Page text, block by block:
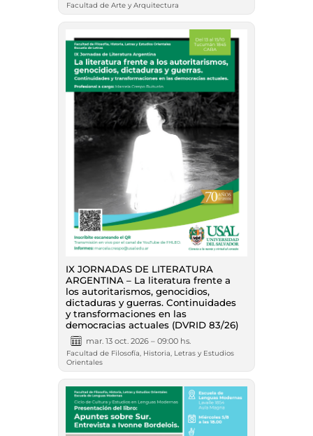
Facultad de Arte y Arquitectura
IX JORNADAS DE LITERATURA
ARGENTINA – La literatura frente a
los autoritarismos, genocidios,
dictaduras y guerras. Continuidades
y transformaciones en las
democracias actuales (DVRID 83/26)
mar. 13 oct. 2026 – 09:00 hs.
Facultad de Filosofía, Historia, Letras y Estudios
Orientales